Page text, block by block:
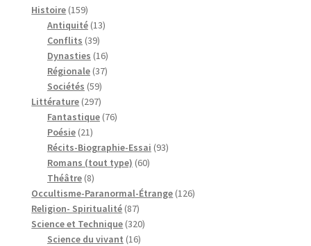
Histoire 159159
produits
Antiquité 1313
Conflits 3939
produits
Dynasties 1616
produits
Régionale 3737
Sociétés 5959
produits
Littérature 297297
produits
Fantastique 7676
Poésie 2121
produits
Récits-Biographie-Essai 9393
Romans (tout type) 6060
Théâtre 88
produits
Occultisme-Paranormal-Étrange 126126
Religion- Spiritualité 8787
produits
Science et Technique 320320
Science du vivant 1616